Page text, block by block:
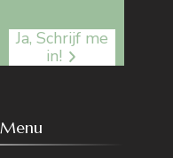
Ja, Schrijf me
in!
Menu